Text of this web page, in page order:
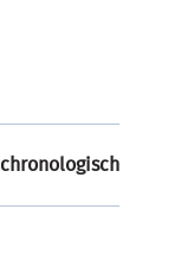
chronologisch